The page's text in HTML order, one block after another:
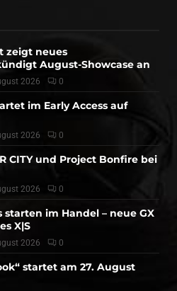
zeigt neues
August-Showcase an
2026 0
im Early Access auf
2026 0
CITY und Project Bonfire bei
2026 0
starten im Handel – neue GX
X|S
2026 0
startet am 27. August